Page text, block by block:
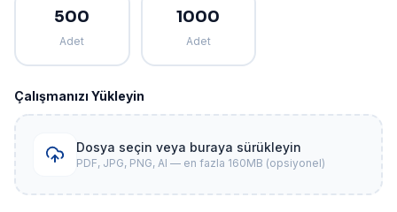
500
Adet
1000
Adet
Çalışmanızı Yükleyin
Dosya seçin veya buraya sürükleyin
PDF, JPG, PNG, AI — en fazla 160MB (opsiyonel)